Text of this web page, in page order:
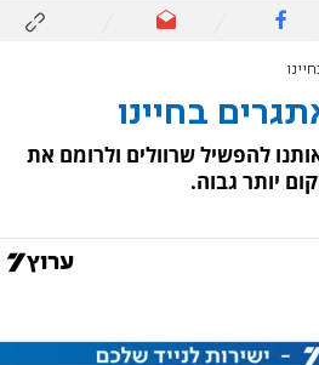
בחיינו
להפשיל שרוולים ולרומם את
יותר גבוה.